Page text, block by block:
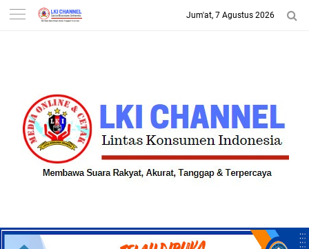
-->
Jum'at, 7 Agustus 2026